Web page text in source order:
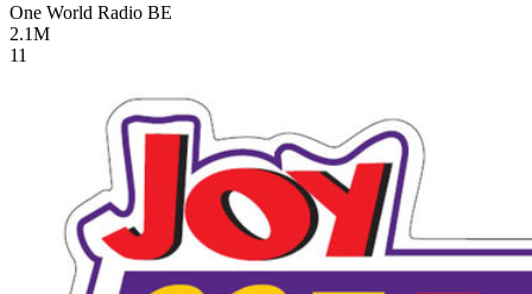
One World Radio BE
2.1M
11